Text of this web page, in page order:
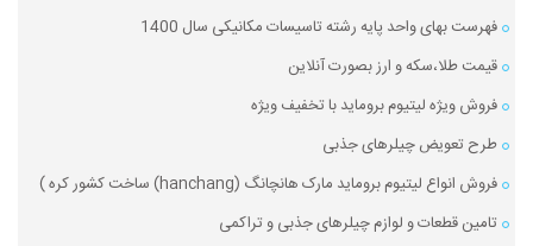
فهرست بهای واحد پایه رشته تاسیسات مکانیکی سال 1400
قیمت طلا،سکه و ارز بصورت آنلاین
فروش ویژه لیتیوم بروماید با تخفیف ویژه
طرح تعویض چیلرهای جذبی
فروش انواع لیتیوم بروماید مارک هانچانگ (hanchang) ساخت کشور کره )
تامین قطعات و لوازم چیلرهای جذبی و تراکمی